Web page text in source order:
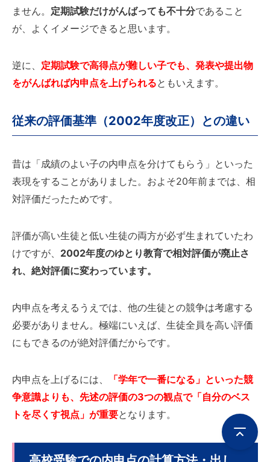
ません。 定期試験だけがんばっても不十分であること
が、よくイメージできると思います。
逆に、 定期試験で高得点が難しい子でも、発表や提出物
をがんばれば内申点を上げられるともいえます。
従来の評価基準（2002年度改正）との違い
昔は「成績のよい子の内申点を分けてもらう」といった
表現をすることがありました。およそ20年前までは、相
対評価だったためです。
評価が高い生徒と低い生徒の両方が必ず生まれていたわ
けですが、 2002年度のゆとり教育で相対評価が廃止さ
れ、絶対評価に変わっています。
内申点を考えるうえでは、他の生徒との競争は考慮する
必要がありません。極端にいえば、生徒全員を高い評価
にもできるのが絶対評価だからです。
内申点を上げるには、
「学年で一番になる」といった競
争意識よりも、先述の評価の3つの観点で「自分のベス
トを尽くす視点」が重要となります。